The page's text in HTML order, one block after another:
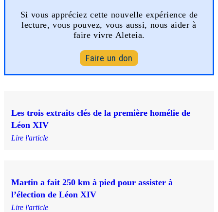
Si vous appréciez cette nouvelle expérience de
lecture, vous pouvez, vous aussi, nous aider à
faire vivre Aleteia.
Faire un don
Les trois extraits clés de la première homélie de
Léon XIV
Lire l'article
Martin a fait 250 km à pied pour assister à
l’élection de Léon XIV
Lire l'article